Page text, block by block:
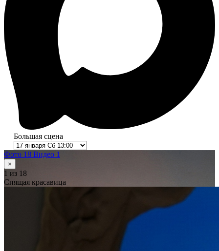
Большая сцена
Фото 18 Видео 1
×
1 из 18
Спящая красавица